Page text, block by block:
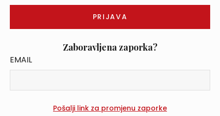
Zaboravljena zaporka?
EMAIL